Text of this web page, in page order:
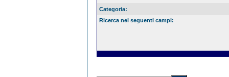
Categoria:
Ricerca nei seguenti campi: